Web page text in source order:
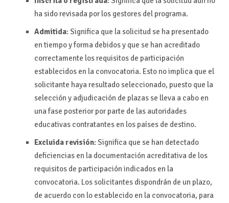
ha sido revisada por los gestores del programa.
Admitida: Significa que la solicitud se ha presentado
en tiempo y forma debidos y que se han acreditado
correctamente los requisitos de participación
establecidos en la convocatoria. Esto no implica que el
solicitante haya resultado seleccionado, puesto que la
selección y adjudicación de plazas se lleva a cabo en
una fase posterior por parte de las autoridades
educativas contratantes en los países de destino.
Excluida revisión: Significa que se han detectado
deficiencias en la documentación acreditativa de los
requisitos de participación indicados en la
convocatoria. Los solicitantes dispondrán de un plazo,
de acuerdo con lo establecido en la convocatoria, para